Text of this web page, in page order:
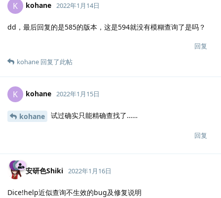
K kohane 2022年1月14日
dd，最后回复的是585的版本，这是594就没有模糊查询了是吗？
回复
kohane 回复了此帖
K kohane 2022年1月15日
kohane 试过确实只能精确查找了……
回复
安研色Shiki 2022年1月16日
Dice!help近似查询不生效的bug及修复说明